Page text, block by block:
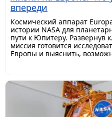
впереди
Космический аппарат
истории NASA для
пути к Юпитеру. Развернув
миссия готовится
Европы и выяснить,